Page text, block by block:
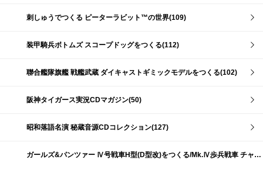
刺しゅうでつくる ピーターラビット™の世界(109)
装甲騎兵ボトムズ スコープドッグをつくる(112)
聯合艦隊旗艦 戦艦武蔵 ダイキャストギミックモデルをつくる(102)
阪神タイガース実況CDマガジン(50)
昭和落語名演 秘蔵音源CDコレクション(127)
ガールズ&パンツァー Ⅳ号戦車H型(D型改)をつくる/Mk.Ⅳ歩兵戦車 チャーチルMk.Ⅶをつくる(191)